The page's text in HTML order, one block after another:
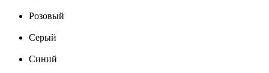
Розовый
Серый
Синий